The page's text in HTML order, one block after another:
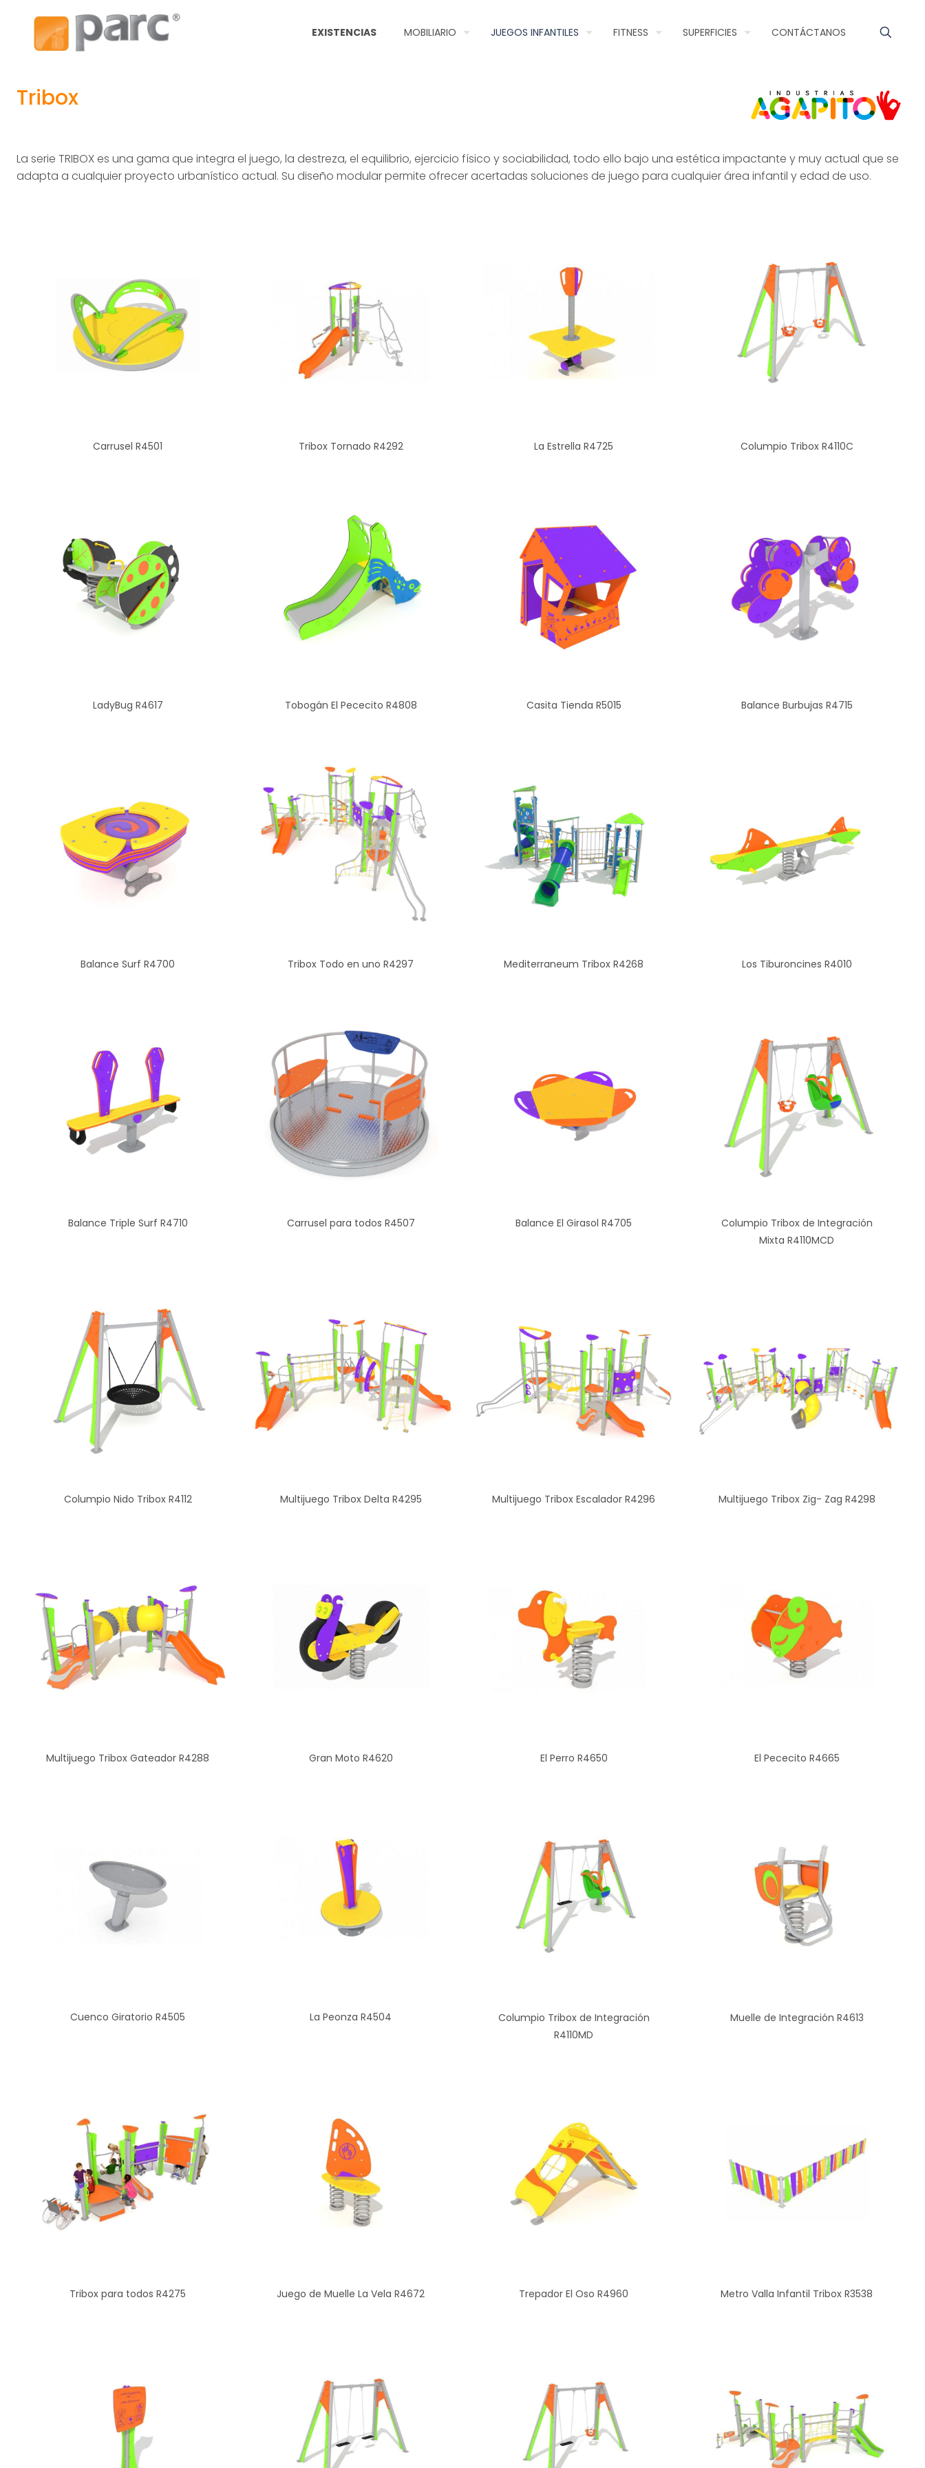
EXISTENCIAS MOBILIARIO JUEGOS INFANTILES FITNESS SUPERFICIES CONTÁCTANOS
Tribox
La serie TRIBOX es una gama que integra el juego, la destreza, el equilibrio, ejercicio físico y sociabilidad, todo ello bajo una estética impactante y muy actual que se
adapta a cualquier proyecto urbanístico actual. Su diseño modular permite ofrecer acertadas soluciones de juego para cualquier área infantil y edad de uso.
Carrusel R4501 Tribox Tornado R4292 La Estrella R4725 Columpio Tribox R4110C
LadyBug R4617 Tobogán El Pececito R4808 Casita Tienda R5015 Balance Burbujas R4715
Balance Surf R4700 Tribox Todo en uno R4297 Mediterraneum Tribox R4268 Los Tiburoncines R4010
Balance Triple Surf R4710 Carrusel para todos R4507 Balance El Girasol R4705
Columpio Tribox de Integración
Mixta R4110MCD
Columpio Nido Tribox R4112 Multijuego Tribox Delta R4295 Multijuego Tribox Escalador R4296 Multijuego Tribox Zig- Zag R4298
Multijuego Tribox Gateador R4288 Gran Moto R4620 El Perro R4650 El Pececito R4665
Cuenco Giratorio R4505 La Peonza R4504
Columpio Tribox de Integración
R4110MD
Muelle de Integración R4613
Tribox para todos R4275 Juego de Muelle La Vela R4672 Trepador El Oso R4960 Metro Valla Infantil Tribox R3538